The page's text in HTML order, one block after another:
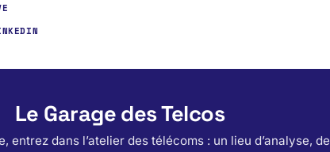
Le Garage des Telcos
entrez dans l’atelier des télécoms : un lieu d’analyse, de